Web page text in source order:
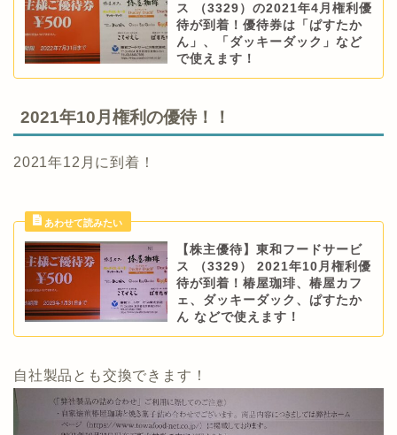
ス （3329）の2021年4月権利優
待が到着！優待券は「ぱすたか
ん」、「ダッキーダック」など
で使えます！
2021年10月権利の優待！！
2021年12月に到着！
【株主優待】東和フードサービ
ス （3329） 2021年10月権利優
待が到着！椿屋珈琲、椿屋カフ
ェ、ダッキーダック、ぱすたか
ん などで使えます！
自社製品とも交換できます！